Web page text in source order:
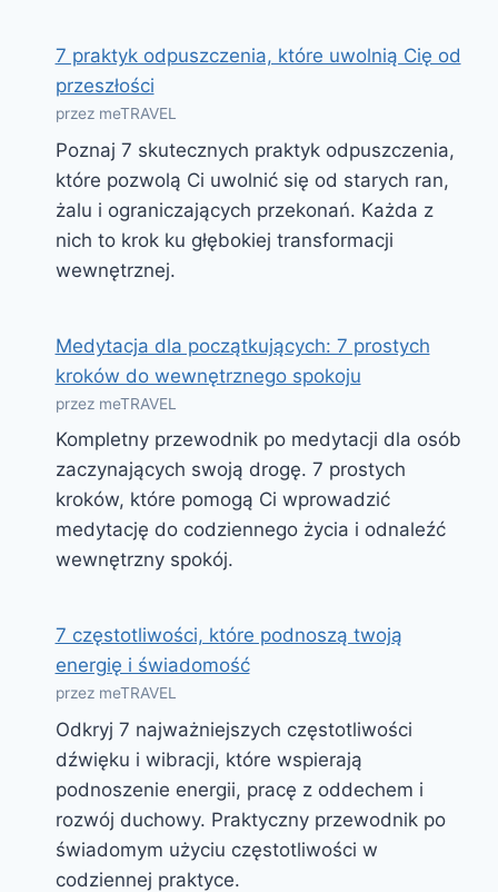
7 praktyk odpuszczenia, które uwolnią Cię od
przeszłości
przez meTRAVEL
Poznaj 7 skutecznych praktyk odpuszczenia,
które pozwolą Ci uwolnić się od starych ran,
żalu i ograniczających przekonań. Każda z
nich to krok ku głębokiej transformacji
wewnętrznej.
Medytacja dla początkujących: 7 prostych
kroków do wewnętrznego spokoju
przez meTRAVEL
Kompletny przewodnik po medytacji dla osób
zaczynających swoją drogę. 7 prostych
kroków, które pomogą Ci wprowadzić
medytację do codziennego życia i odnaleźć
wewnętrzny spokój.
7 częstotliwości, które podnoszą twoją
energię i świadomość
przez meTRAVEL
Odkryj 7 najważniejszych częstotliwości
dźwięku i wibracji, które wspierają
podnoszenie energii, pracę z oddechem i
rozwój duchowy. Praktyczny przewodnik po
świadomym użyciu częstotliwości w
codziennej praktyce.